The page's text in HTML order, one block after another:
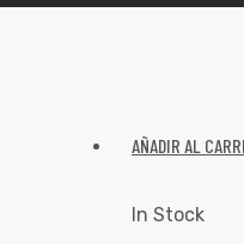
AÑADIR AL
In Stock